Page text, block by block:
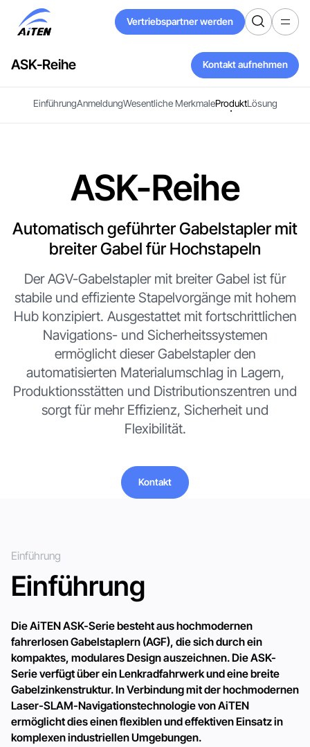
Hauptinhalt
springen
Vertriebspartner werden
Vertriebspartner werden
ASK-Reihe
Kontakt aufnehmen
Kontakt aufnehmen
EinführungAnmeldungWesentliche MerkmaleProduktLösung
ASK-Reihe
Automatisch geführter Gabelstapler mit
breiter Gabel für Hochstapeln
Der AGV-Gabelstapler mit breiter Gabel ist für
stabile und effiziente Stapelvorgänge mit hohem
Hub konzipiert. Ausgestattet mit fortschrittlichen
Navigations- und Sicherheitssystemen
ermöglicht dieser Gabelstapler den
automatisierten Materialumschlag in Lagern,
Produktionsstätten und Distributionszentren und
sorgt für mehr Effizienz, Sicherheit und
Flexibilität.
Kontakt
Einführung
Einführung
Die AiTEN ASK-Serie besteht aus hochmodernen
fahrerlosen Gabelstaplern (AGF), die sich durch ein
kompaktes, modulares Design auszeichnen. Die ASK-
Serie verfügt über ein Lenkradfahrwerk und eine breite
Gabelzinkenstruktur. In Verbindung mit der hochmodernen
Laser-SLAM-Navigationstechnologie von AiTEN
ermöglicht dies einen flexiblen und effektiven Einsatz in
komplexen industriellen Umgebungen.